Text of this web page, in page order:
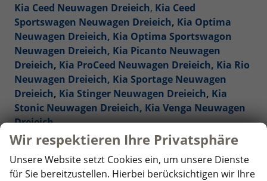
Kia Ceed Neuwagen Dreieich, Kia Ceed
Sportswagen Neuwagen Dreieich, Kia Optima
Neuwagen Dreieich, Kia Optima Sportswagon
Neuwagen Dreieich, Kia Picanto Neuwagen
Dreieich, Kia ProCeed Neuwagen Dreieich, Kia Rio
Neuwagen Dreieich, Kia Sportage Neuwagen
Dreieich, Kia Stinger Neuwagen Dreieich, Kia
Stonic Neuwagen Dreieich, Kia Venga Neuwagen
Dreieich
Mercedes-Benz Reimporte - EU-Neuwagen
Dreieich
Wir respektieren Ihre Privatsphäre
Unsere Website setzt Cookies ein, um unsere Dienste
für Sie bereitzustellen. Hierbei berücksichtigen wir Ihre